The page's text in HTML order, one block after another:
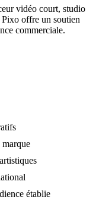
vidéo court, studio
offre un soutien
commerciale.
établie